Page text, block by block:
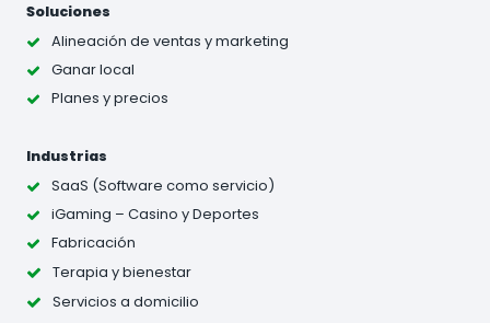
Soluciones
Alineación de ventas y marketing
Ganar local
Planes y precios
Industrias
SaaS (Software como servicio)
iGaming – Casino y Deportes
Fabricación
Terapia y bienestar
Servicios a domicilio